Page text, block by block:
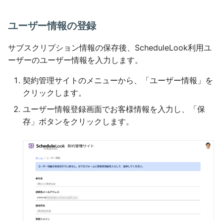
ユーザー情報の登録
サブスクリプション情報の保存後、ScheduleLook利用ユ
ーザーのユーザー情報を入力します。
契約管理サイトのメニューから、「ユーザー情報」を
クリックします。
ユーザー情報登録画面でお客様情報を入力し、「保
存」ボタンをクリックします。